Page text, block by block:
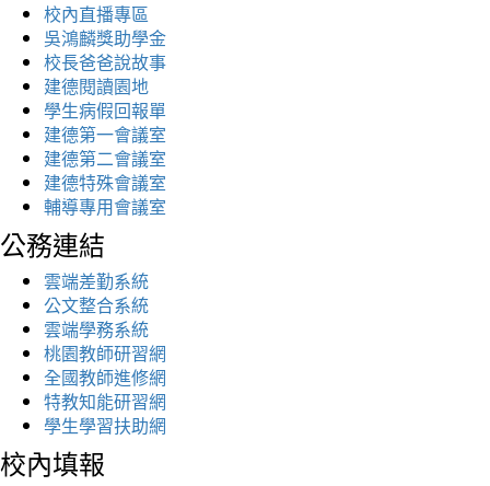
校內直播專區
吳鴻麟獎助學金
校長爸爸說故事
建德閱讀園地
學生病假回報單
建德第一會議室
建德第二會議室
建德特殊會議室
輔導專用會議室
公務連結
雲端差勤系統
公文整合系統
雲端學務系統
桃園教師研習網
全國教師進修網
特教知能研習網
學生學習扶助網
校內填報